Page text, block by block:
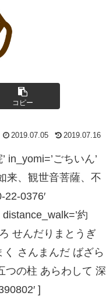
コピー
2019.07.05 2019.07.16
in_yomi=’ごちいん’
来、観世音菩薩、不
22-0376′
約
せんだりまとうぎ
さんまんだ ばざら
つの柱 あらわして 深
]